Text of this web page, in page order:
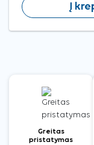
Į
Greitas
pristatymas